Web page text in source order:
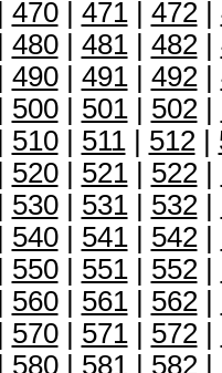
470| 471| 472|
480| 481| 482|
490| 491| 492|
500| 501| 502|
510| 511| 512|
520| 521| 522|
530| 531| 532|
540| 541| 542|
550| 551| 552|
560| 561| 562|
570| 571| 572|
580| 581| 582|